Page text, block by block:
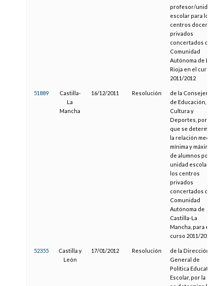
profesor/unidad
escolar para los
centros docentes
privados
concertados de la
Comunidad
Autónoma de La
Rioja en el curso
2011/2012
51889
Castilla-
La
Mancha
16/12/2011 Resolución
de la Consejería
de Educación,
Cultura y
Deportes, por la
que se determina
la relación media,
mínima y máxima
de alumnos por
unidad escolar en
los centros
privados
concertados de la
Comunidad
Autónoma de
Castilla-La
Mancha, para el
curso 2011/2012
52355
Castilla y
León
17/01/2012 Resolución
de la Dirección
General de
Política Educativa
Escolar, por la que